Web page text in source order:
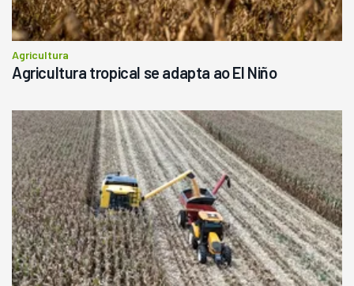
Agricultura
Agricultura tropical se adapta ao El Niño